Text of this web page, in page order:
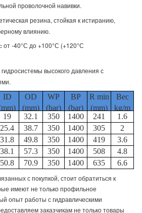
проволочной навивки.
резина, стойкая к истиранию,
влиянию.
от -40°С до +100°С (+120°С
гидросистемы высокого давления с
ID
OD
(mm)
WP
(bar)
BP
(bar)
R min
(mm)
Вес
kg/m
19 32.1 350 1400 241
1.6
25.4 38.7 350 1400 305
2
31.8 49.8 350 1400 419
3.6
38.1 57.3 350 1400 508
4.8
50.8 70.9 350 1400 635
6.6
с покупкой, стоит обратиться к
имеют не только профильное
опыт работы с гидравлическими
заказчикам не только товары